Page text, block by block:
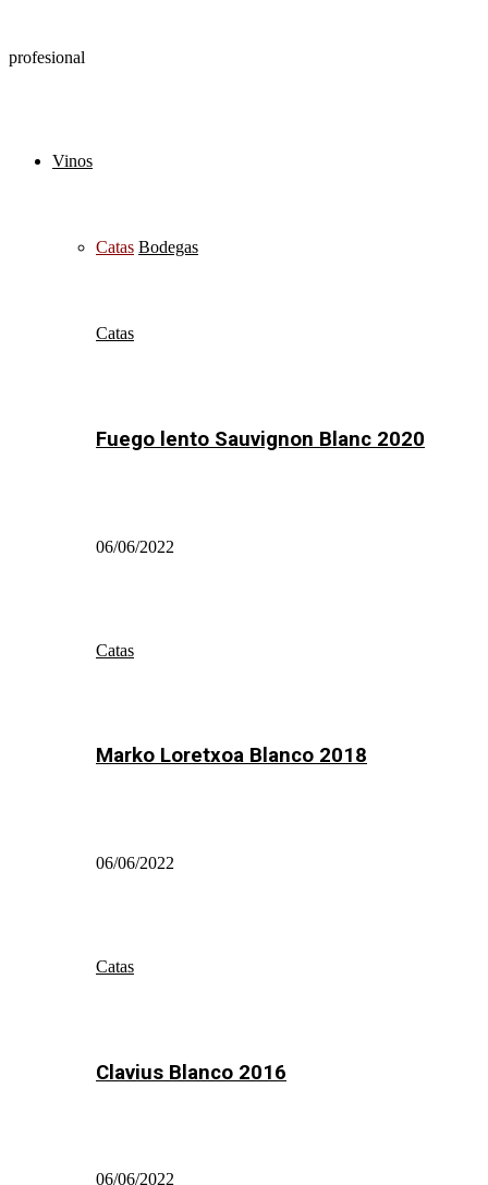
profesional
Vinos
Catas Bodegas
Catas
Fuego lento Sauvignon Blanc 2020
06/06/2022
Catas
Marko Loretxoa Blanco 2018
06/06/2022
Catas
Clavius Blanco 2016
06/06/2022